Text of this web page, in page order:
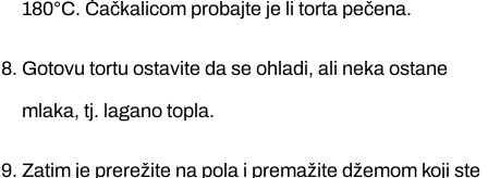
180°C. Čačkalicom probajte je li torta pečena.
Gotovu tortu ostavite da se ohladi, ali neka ostane
mlaka, tj. lagano topla.
Zatim je prerežite na pola i premažite džemom koji ste